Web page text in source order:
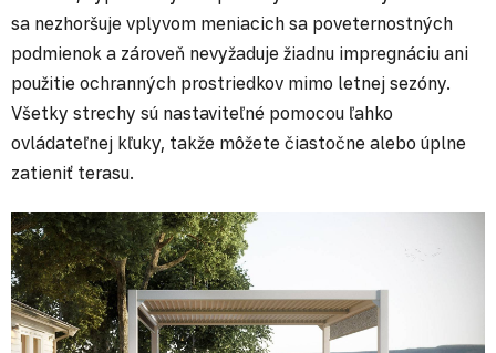
sa nezhoršuje vplyvom meniacich sa poveternostných
podmienok a zároveň nevyžaduje žiadnu impregnáciu ani
použitie ochranných prostriedkov mimo letnej sezóny.
Všetky strechy sú nastaviteľné pomocou ľahko
ovládateľnej kľuky, takže môžete čiastočne alebo úplne
zatieniť terasu.